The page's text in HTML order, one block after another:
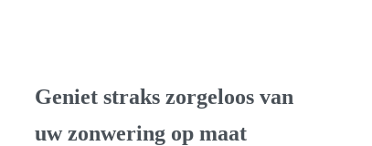
Geniet straks zorgeloos van
uw zonwering op maat